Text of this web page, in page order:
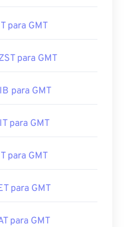
para GMT
para GMT
para GMT
para GMT
para GMT
para GMT
para GMT